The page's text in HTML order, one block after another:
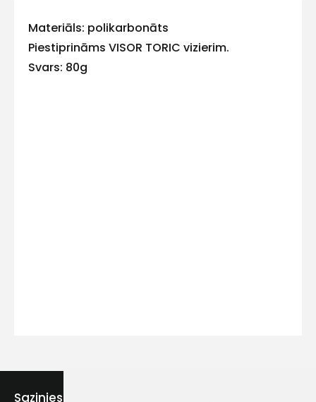
Materiāls: polikarbonāts
Piestiprināms VISOR TORIC vizierim.
Svars: 80g
Sazinies ar mums
Atbildēsim
pēc
iespējas